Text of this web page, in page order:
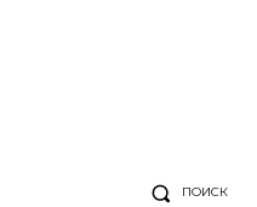
ПОИСК